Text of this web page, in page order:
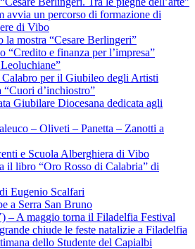
avvia un percorso di formazione di
di Vibo
mostra “Cesare Berlingeri”
e finanza per l’impresa”
Calabro per il Giubileo degli Artisti
d’inchiostro”
Giubilare Diocesana dedicata agli
– Oliveti – Panetta – Zanotti a
e Scuola Alberghiera di Vibo
il libro “Oro Rosso di Calabria” di
Eugenio Scalfari
a Serra San Bruno
A maggio torna il Filadelfia Festival
chiude le feste natalizie a Filadelfia
dello Studente del Capialbi